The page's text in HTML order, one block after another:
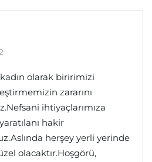
olarak biririmizi
zararını
ihtiyaçlarımıza
hakir
herşey yerli yerinde
olacaktır.Hoşgörü,